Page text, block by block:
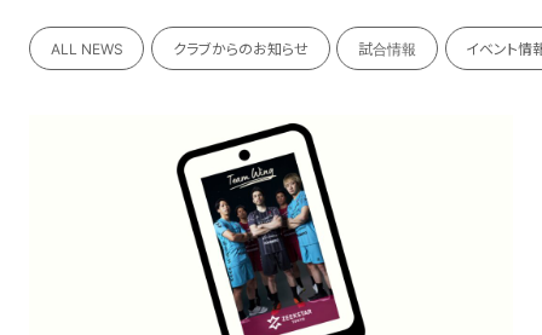
NEWS
SCHEDULE
ALL NEWS クラブからのお知らせ 試合情報 イベント情